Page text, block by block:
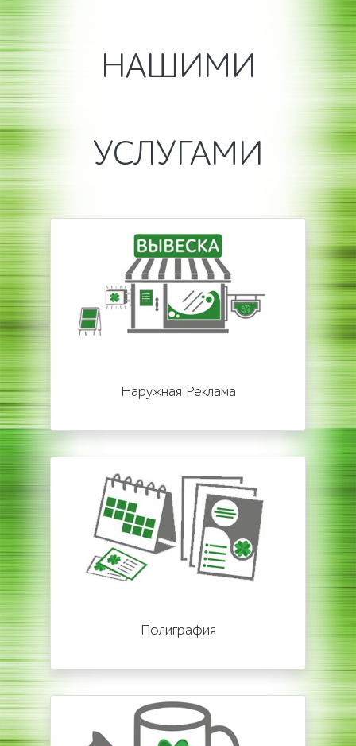
НАШИМИ
УСЛУГАМИ
Наружная Реклама
Полиграфия